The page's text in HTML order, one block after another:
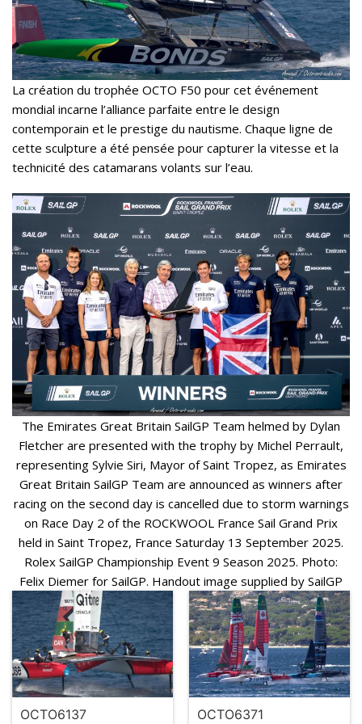
La création du trophée OCTO F50 pour cet événement
mondial incarne l’alliance parfaite entre le design
contemporain et le prestige du nautisme. Chaque ligne de
cette sculpture a été pensée pour capturer la vitesse et la
technicité des catamarans volants sur l’eau.
The Emirates Great Britain SailGP Team helmed by Dylan
Fletcher are presented with the trophy by Michel Perrault,
representing Sylvie Siri, Mayor of Saint Tropez, as Emirates
Great Britain SailGP Team are announced as winners after
racing on the second day is cancelled due to storm warnings
on Race Day 2 of the ROCKWOOL France Sail Grand Prix
held in Saint Tropez, France Saturday 13 September 2025.
Rolex SailGP Championship Event 9 Season 2025. Photo:
Felix Diemer for SailGP. Handout image supplied by SailGP
OCTO6137 OCTO6371